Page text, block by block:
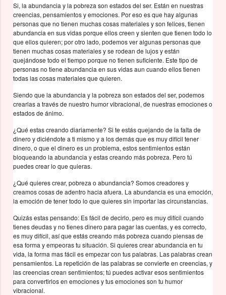
Si, la abundancia y la pobreza son estados del ser. Están en nuestras
creencias, pensamientos y emociones. Por eso es que hay algunas
personas que no tienen muchas cosas materiales y son felices, tienen
abundancia en sus vidas porque ellos creen y sienten que tienen todo lo
que ellos quieren; por otro lado, podemos ver algunas personas que
tienen muchas cosas materiales y se rodean de lujos y están
quejándose todo el tiempo porque no tienen suficiente. Este tipo de
personas no tiene abundancia en sus vidas aun cuando ellos tienen
todas las cosas materiales que quieren.
Siendo que la abundancia y la pobreza son estados del ser, podemos
crearlas a través de nuestro humor vibracional, de nuestras emociones o
estados de ánimo.
¿Qué estas creando diariamente? Si te estás quejando de la falta de
dinero y diciéndote a ti mismo y a los demás que es muy difícil tener
dinero, o que el dinero es un problema, estos sentimientos están
bloqueando la abundancia y estas creando más pobreza. Pero tú
puedes crear lo que quieras.
¿Qué quieres crear, pobreza o abundancia? Somos creadores y
creamos cosas de adentro hacia afuera. La abundancia es una emoción,
la emoción de tener todo lo que quieres sin importar las circunstancias.
Quizás estas pensando: Es fácil de decirlo, pero es muy difícil cuando
tienes deudas y no tienes dinero para pagar las cuentas, y es correcto,
es muy difícil, así que estás creando más pobreza cuando piensas de
esa forma y empeoras tu situación. Si quieres crear abundancia en tu
vida, la forma mas fácil es empezar con tus palabras. Las palabras crean
pensamientos. La repetición de las palabras se convierte en creencias, y
las creencias crean sentimientos; tú puedes activar esos sentimientos
para convertirlos en emociones y tus emociones son tu humor
vibracional.